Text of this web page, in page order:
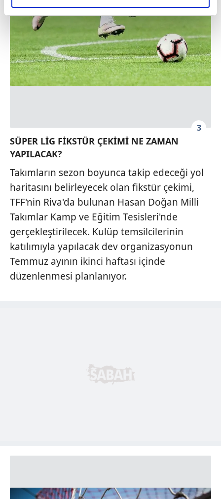
elimizden gelen çabayı gösterdiğimizi ve bu noktada,
reklamların maliyetlerimizi karşılamak noktasında tek gelir
kalemimiz olduğunu sizlere hatırlatmak isteriz.
Her halükârda, kullanıcılar, bu çerezlere izin vermedikleri
takdirde, kullanıcılara hedefli reklamlar
gösterilmeyecektir."
kullanılmaktadır. Bu çerezler vasıtasıyla çeşitli kişisel
verileriniz işlenmekte olup gerekli olan çerezler bilgi
toplumu hizmetlerinin sunulması amacıyla
kullanılmaktadır. Diğer çerezler, sitemizin daha işlevsel
kılınması ve kişiselleştirilmesi ve sizlere yönelik
reklam/pazarlama faaliyetlerinin yapılması, amaçlarıyla
sınırlı olarak açık rızanız dahilinde kullanılacaktır.
Çerezlere ilişkin tercihlerinizi aşağıda yer alan panel
vasıtasıyla belirleyebilirsiniz. Çerezlere ilişkin detaylı bilgi
için Ayarlar butonuna tıklayabilir,Çerez Bilgilendirme
Metnimizi ziyaret edebilirsiniz.
6698 sayılı Kişisel Verilerin Korunması Kanunu uyarınca
3
SÜPER LİG FİKSTÜR ÇEKİMİ NE ZAMAN
YAPILACAK?
Takımların sezon boyunca takip edeceği yol
haritasını belirleyecek olan fikstür çekimi,
TFF'nin Riva'da bulunan Hasan Doğan Milli
Takımlar Kamp ve Eğitim Tesisleri'nde
gerçekleştirilecek. Kulüp temsilcilerinin
katılımıyla yapılacak dev organizasyonun
Temmuz ayının ikinci haftası içinde
düzenlenmesi planlanıyor.